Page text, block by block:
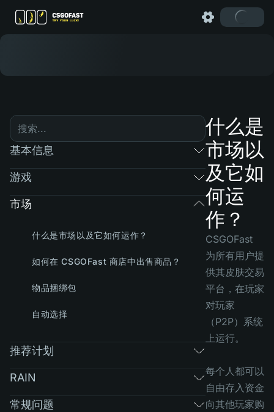
基本信息
游戏
市场
什么是市场以及它如何运作？
如何在 CSGOFast 商店中出售商品？
物品捆绑包
自动选择
推荐计划
RAIN
常规问题
什么是
市场以
及它如
何运
作？
CSGOFast
为所有用户提
供其皮肤交易
平台，在玩家
对玩家
（P2P）系统
上运行。
每个人都可以
自由存入资金
向其他玩家购